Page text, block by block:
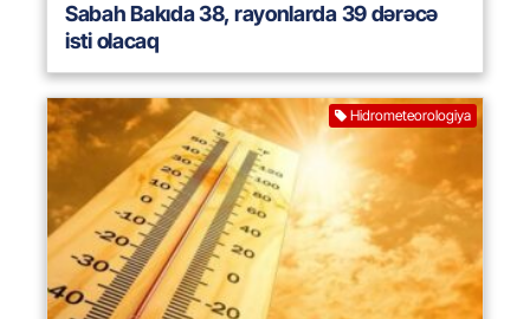
Sabah Bakıda 38, rayonlarda 39 dərəcə
isti olacaq
Hidrometeorologiya